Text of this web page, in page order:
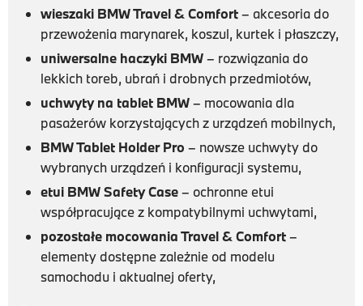
wieszaki BMW Travel & Comfort– akcesoria do
przewożenia marynarek, koszul, kurtek i płaszczy,
uniwersalne haczyki BMW– rozwiązania do
lekkich toreb, ubrań i drobnych przedmiotów,
uchwyty na tablet BMW– mocowania dla
pasażerów korzystających z urządzeń mobilnych,
BMW Tablet Holder Pro – nowsze uchwyty do
wybranych urządzeń i konfiguracji systemu,
etui BMW Safety Case– ochronne etui
współpracujące z kompatybilnymi uchwytami,
pozostałe mocowania Travel & Comfort–
elementy dostępne zależnie od modelu
samochodu i aktualnej oferty,